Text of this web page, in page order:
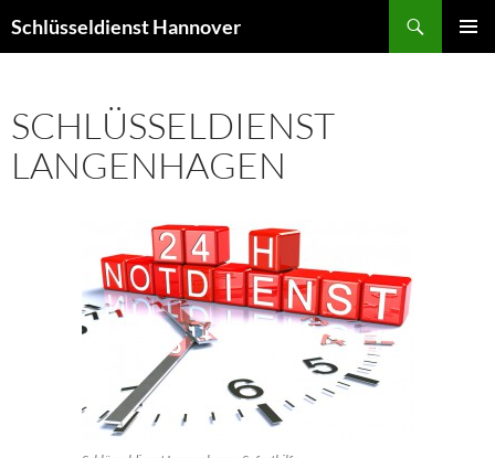
Inhalt
Schlüsseldienst Hannover
SCHLÜSSELDIENST
LANGENHAGEN